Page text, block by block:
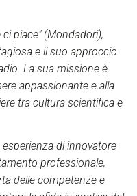
piace" (Mondadori),
e il suo approccio
La sua missione è
appassionante e alla
tra cultura scientifica e
di innovatore
professionale,
delle competenze e